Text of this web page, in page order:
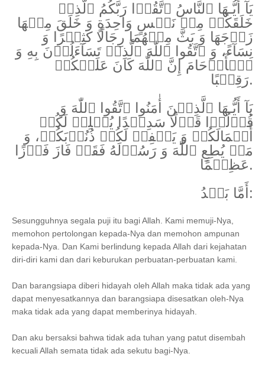
يَآ أَيُّـهَا ٱلنَّاسُ ٱتَّقُوۡا رَبَّكُمُ ٱلَّذِيۡ
خَلَقَكُمۡ مِنۡ نَفۡسٍ وَاحِدَةٍ وَ خَلَقَ مِنۡهَا
زَوۡجَهَا وَ بَثَّ مِنۡهُمَا رِجَالًا كَثِيۡرًا وَ
نِسَآءً، وَ ٱتَّقُوا ٱللّٰهَ ٱلَّذِيۡ تَسَآءَلُوۡنَ بِهِ وَ
ٱلۡأَرۡحَامَ إِنَّ ٱللّٰهَ كَانَ عَلَيۡكُمۡ
رَقِيۡبًا.
يَآ أَيُّـهَا ٱلَّذِيۡنَ أٰمَنُوا ٱتَّقُوا ٱللّٰهَ وَ
قُوۡلُوۡا قَوۡلًا سَدِيۡدًا يُصۡلِحۡ لَكُمۡ
أَعۡمَالَكُمۡ وَ يَغۡفِرۡ لَكُمۡ ذُنُوۡبَكُمۡ، وَ
مَنۡ يُطِعِ ٱللّٰهَ وَ رَسُوۡلَهُ فَقَدۡ فَازَ فَوۡزًا
عَظِيۡمًا.
أَمَّا بَعۡدُ:
Sesungguhnya segala puji itu bagi Allah. Kami memuji-Nya,
memohon pertolongan kepada-Nya dan memohon ampunan
kepada-Nya. Dan Kami berlindung kepada Allah dari kejahatan
diri-diri kami dan dari keburukan perbuatan-perbuatan kami.
Dan barangsiapa diberi hidayah oleh Allah maka tidak ada yang
dapat menyesatkannya dan barangsiapa disesatkan oleh-Nya
maka tidak ada yang dapat memberinya hidayah.
Dan aku bersaksi bahwa tidak ada tuhan yang patut disembah
kecuali Allah semata tidak ada sekutu bagi-Nya.